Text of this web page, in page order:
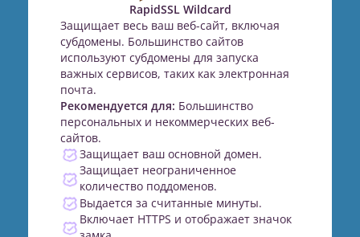
RapidSSL Wildcard
Защищает весь ваш веб-сайт, включая
субдомены. Большинство сайтов
используют субдомены для запуска
важных сервисов, таких как электронная
почта.
Рекомендуется для: Большинство
персональных и некоммерческих веб-
сайтов.
Защищает ваш основной домен.
Защищает неограниченное
количество поддоменов.
Выдается за считанные минуты.
Включает HTTPS и отображает значок